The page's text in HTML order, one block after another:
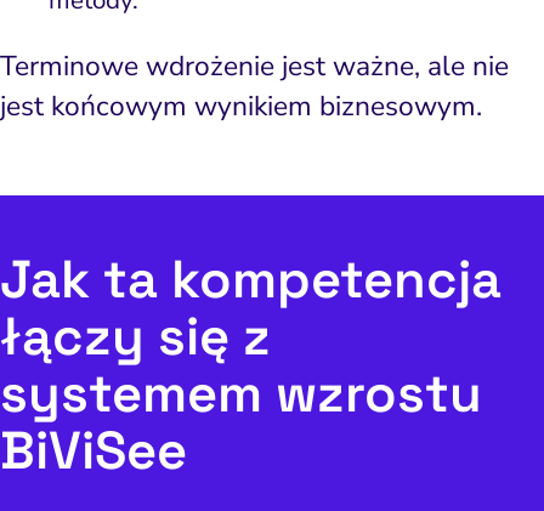
Terminowe wdrożenie jest ważne, ale nie
jest końcowym wynikiem biznesowym.
Jak ta kompetencja
łączy się z
systemem wzrostu
BiViSee